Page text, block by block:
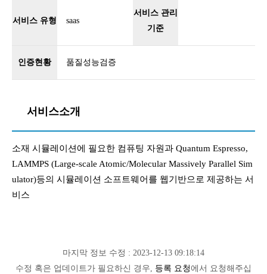
서비스 유형 saas
서비스 관리
기준
인증현황 품질성능검증
서비스소개
소재 시뮬레이션에 필요한 컴퓨팅 자원과 Quantum Espresso,
LAMMPS (Large-scale Atomic/Molecular Massively Parallel Sim
ulator)등의 시뮬레이션 소프트웨어를 웹기반으로 제공하는 서
비스
마지막 정보 수정 : 2023-12-13 09:18:14
수정 혹은 업데이트가 필요하신 경우, 등록 요청에서 요청해주십